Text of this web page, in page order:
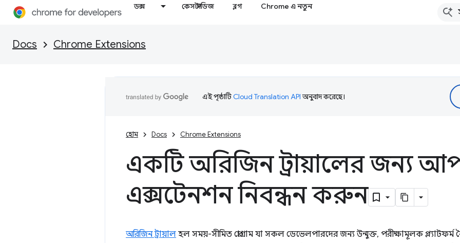
ডক্স কেস স্টাডিজ ব্লগ Chrome এ নতুন
Docs Chrome Extensions
এই পৃষ্ঠাটিCloud Translation APIঅনুবাদ করেছে।
হোম Docs Chrome Extensions
একটি অরিজিন ট্রায়ালের জন্য
এক্সটেনশন নিবন্ধন করুন
অরিজিন ট্রায়াল হল সময়-সীমিত প্রোগ্রাম যা সকল ডেভেলপারদের জন্য উন্মুক্ত, পরীক্ষামূলক প্ল্যাটফর্ম